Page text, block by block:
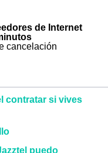
de Internet
cancelación
contratar si vives
puedo